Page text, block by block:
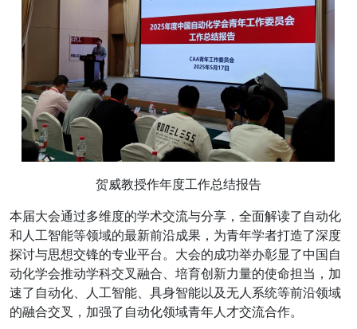
贺威教授作年度工作总结报告
本届大会通过多维度的学术交流与分享，全面解读了自动化
和人工智能等领域的最新前沿成果，为青年学者打造了深度
探讨与思想交锋的专业平台。大会的成功举办彰显了中国自
动化学会推动学科交叉融合、培育创新力量的使命担当，加
速了自动化、人工智能、具身智能以及无人系统等前沿领域
的融合交叉，加强了自动化领域青年人才交流合作。